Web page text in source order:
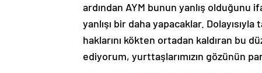
ardından AYM bunun yanlış
yanlışı bir daha yapacaklar.
haklarını kökten ortadan kaldıran bu
ediyorum, yurttaşlarımızın gözünün